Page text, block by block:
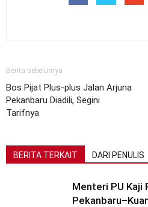
Berita sebelumya
Bos Pijat Plus-plus Jalan Arjuna
Pekanbaru Diadili, Segini
Tarifnya
BERITA TERKAIT DARI PENULIS
Menteri PU Kaji